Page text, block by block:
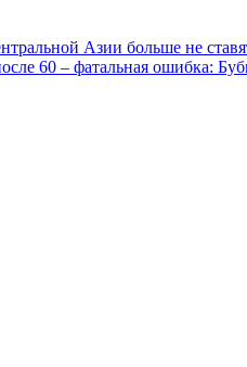
Азии больше не
60 – фатальная ошибка: